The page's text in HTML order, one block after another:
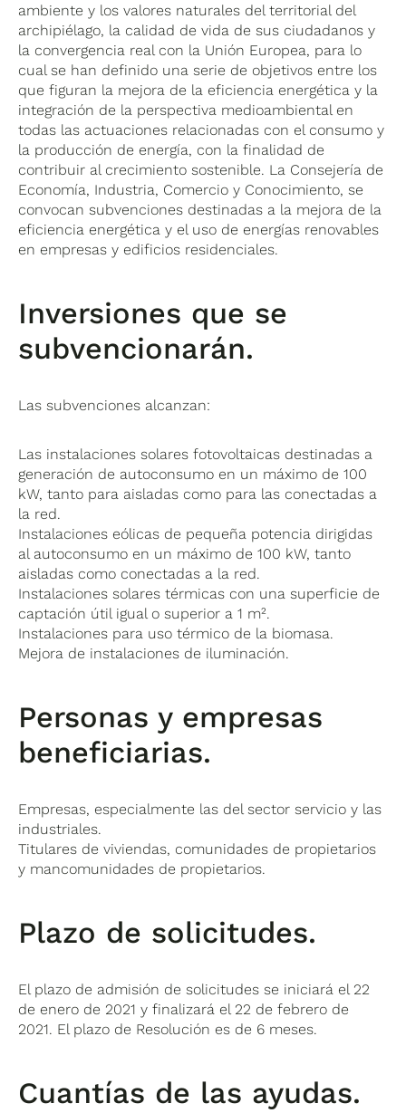
ambiente y los valores naturales del territorial del
archipiélago, la calidad de vida de sus ciudadanos y
la convergencia real con la Unión Europea, para lo
cual se han definido una serie de objetivos entre los
que figuran la mejora de la eficiencia energética y la
integración de la perspectiva medioambiental en
todas las actuaciones relacionadas con el consumo y
la producción de energía, con la finalidad de
contribuir al crecimiento sostenible. La Consejería de
Economía, Industria, Comercio y Conocimiento, se
convocan subvenciones destinadas a la mejora de la
eficiencia energética y el uso de energías renovables
en empresas y edificios residenciales.
Inversiones que se
subvencionarán.
Las subvenciones alcanzan:
Las instalaciones solares fotovoltaicas destinadas a
generación de autoconsumo en un máximo de 100
kW, tanto para aisladas como para las conectadas a
la red.
Instalaciones eólicas de pequeña potencia dirigidas
al autoconsumo en un máximo de 100 kW, tanto
aisladas como conectadas a la red.
Instalaciones solares térmicas con una superficie de
captación útil igual o superior a 1 m².
Instalaciones para uso térmico de la biomasa.
Mejora de instalaciones de iluminación.
Personas y empresas
beneficiarias.
Empresas, especialmente las del sector servicio y las
industriales.
Titulares de viviendas, comunidades de propietarios
y mancomunidades de propietarios.
Plazo de solicitudes.
El plazo de admisión de solicitudes se iniciará el 22
de enero de 2021 y finalizará el 22 de febrero de
2021. El plazo de Resolución es de 6 meses.
Cuantías de las ayudas.